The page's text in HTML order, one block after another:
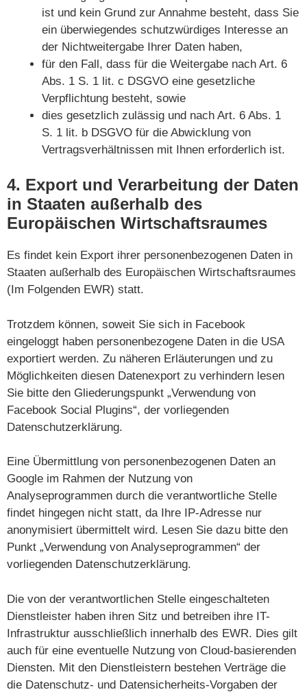
ist und kein Grund zur Annahme besteht, dass Sie
ein überwiegendes schutzwürdiges Interesse an
der Nichtweitergabe Ihrer Daten haben,
für den Fall, dass für die Weitergabe nach Art. 6
Abs. 1 S. 1 lit. c DSGVO eine gesetzliche
Verpflichtung besteht, sowie
dies gesetzlich zulässig und nach Art. 6 Abs. 1
S. 1 lit. b DSGVO für die Abwicklung von
Vertragsverhältnissen mit Ihnen erforderlich ist.
4. Export und Verarbeitung der Daten
in Staaten außerhalb des
Europäischen Wirtschaftsraumes
Es findet kein Export ihrer personenbezogenen Daten in
Staaten außerhalb des Europäischen Wirtschaftsraumes
(Im Folgenden EWR) statt.
Trotzdem können, soweit Sie sich in Facebook
eingeloggt haben personenbezogene Daten in die USA
exportiert werden. Zu näheren Erläuterungen und zu
Möglichkeiten diesen Datenexport zu verhindern lesen
Sie bitte den Gliederungspunkt „Verwendung von
Facebook Social Plugins“, der vorliegenden
Datenschutzerklärung.
Eine Übermittlung von personenbezogenen Daten an
Google im Rahmen der Nutzung von
Analyseprogrammen durch die verantwortliche Stelle
findet hingegen nicht statt, da Ihre IP-Adresse nur
anonymisiert übermittelt wird. Lesen Sie dazu bitte den
Punkt „Verwendung von Analyseprogrammen“ der
vorliegenden Datenschutzerklärung.
Die von der verantwortlichen Stelle eingeschalteten
Dienstleister haben ihren Sitz und betreiben ihre IT-
Infrastruktur ausschließlich innerhalb des EWR. Dies gilt
auch für eine eventuelle Nutzung von Cloud-basierenden
Diensten. Mit den Dienstleistern bestehen Verträge die
die Datenschutz- und Datensicherheits-Vorgaben der